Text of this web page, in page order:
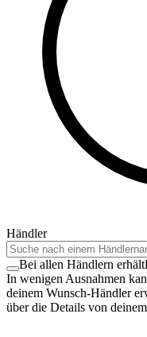
Händler
Bei allen Händlern
In wenigen Ausnahmen
deinem Wunsch-Händler
über die Details von